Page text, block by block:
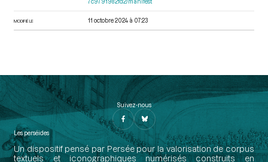
MODIFIÉ LE 11 octobre 2024 à 07:23
Suivez-nous
Les perséides
Un dispositif pensé par Persée pour la valorisation de corpus
textuels et iconographiques numérisés construits en